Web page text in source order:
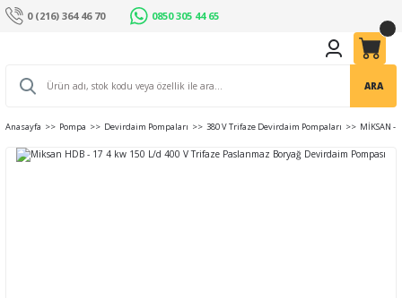
0 (216) 364 46 70 0850 305 44 65
ARA
Anasayfa Pompa Devirdaim Pompaları 380 V Trifaze Devirdaim Pompaları MİKSAN -